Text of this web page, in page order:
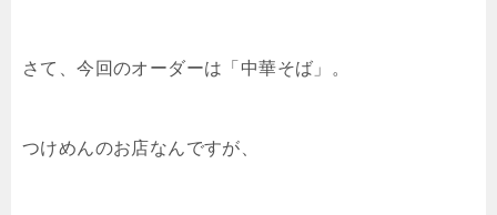
さて、今回のオーダーは「中華そば」。
つけめんのお店なんですが、